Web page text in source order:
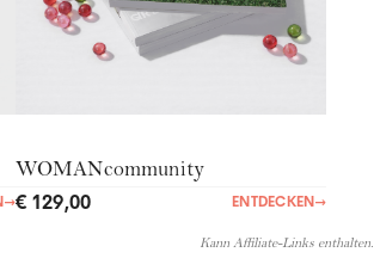
→
WOMANcommunity
€ 129,00 ENTDECKEN→
Kann Affiliate-Links enthalten.